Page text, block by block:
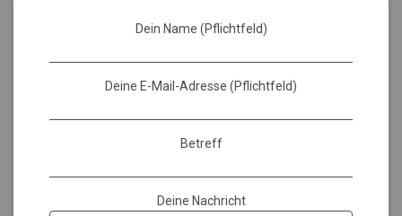
Dein Name (Pflichtfeld)
Deine E-Mail-Adresse (Pflichtfeld)
Betreff
Deine Nachricht